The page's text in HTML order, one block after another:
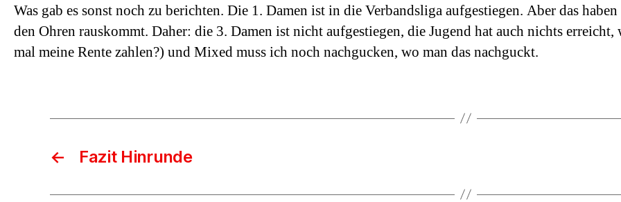
Was gab es sonst noch zu berichten. Die 1. Damen ist in die Verbandsliga aufgestiegen. Aber das
den Ohren rauskommt. Daher: die 3. Damen ist nicht aufgestiegen, die Jugend hat auch nichts
mal meine Rente zahlen?) und Mixed muss ich noch nachgucken, wo man das nachguckt.
← Fazit Hinrunde